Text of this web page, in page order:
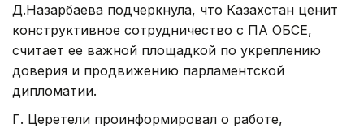
Д.Назарбаева подчеркнула, что Казахстан ценит
конструктивное сотрудничество с ПА ОБСЕ,
считает ее важной площадкой по укреплению
доверия и продвижению парламентской
дипломатии.
Г. Церетели проинформировал о работе,